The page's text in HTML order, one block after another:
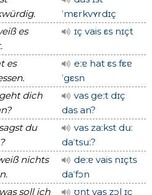
ˈmεrkvʏrdɪç
es
ɪç vais εs nɪçt
es
eːɐ hat εs fεɐ
ˈgεsn
dich
vas geːt dɪç
das an?
du
vas zaːkst duː
daˈtsuː?
nichts
deːɐ vais nɪçts
daˈfɔn
soll ich
ʊnt vas zɔl ɪç